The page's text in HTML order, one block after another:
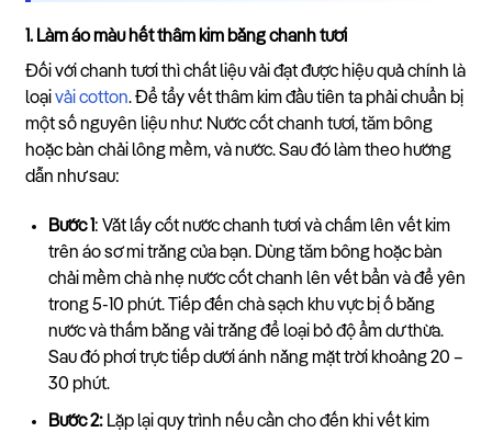
1. Làm áo màu hết thâm kim bằng chanh tươi
Đối với chanh tươi thì chất liệu vải đạt được hiệu quả chính là
loạivải cotton. Để tẩy vết thâm kim đầu tiên ta phải chuẩn bị
một số nguyên liệu như: Nước cốt chanh tươi, tăm bông
hoặc bàn chải lông mềm, và nước. Sau đó làm theo hướng
dẫn như sau:
Bước 1: Vắt lấy cốt nước chanh tươi và chấm lên vết kim
trên áo sơ mi trắng của bạn. Dùng tăm bông hoặc bàn
chải mềm chà nhẹ nước cốt chanh lên vết bẩn và để yên
trong 5-10 phút. Tiếp đến chà sạch khu vực bị ố bằng
nước và thấm bằng vải trắng để loại bỏ độ ẩm dư thừa.
Sau đó phơi trực tiếp dưới ánh nắng mặt trời khoảng 20 –
30 phút.
Bước 2:Lặp lại quy trình nếu cần cho đến khi vết kim